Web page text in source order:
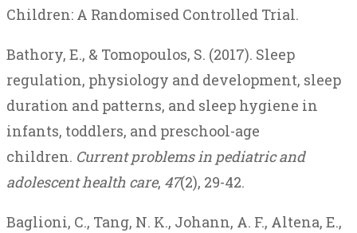
Children: A Randomised Controlled Trial
Bathory, E., & Tomopoulos, S. (2017). Sleep
regulation, physiology and development, sleep
duration and patterns, and sleep hygiene in
infants, toddlers, and preschool-age
children. Current problems in pediatric and
adolescent health care, 47(2), 29-42.
Baglioni, C., Tang, N. K., Johann, A. F., Altena, E.,